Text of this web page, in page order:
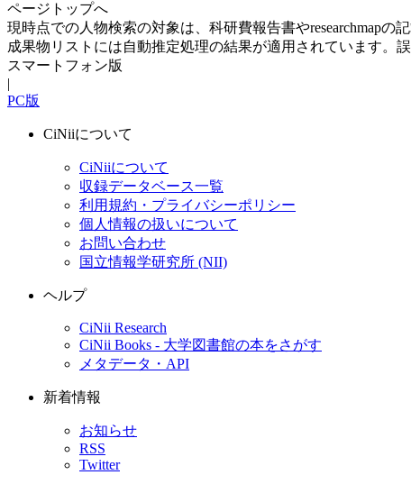
ページトップへ
現時点での人物検索の対象は、科研費報告書やresearchmapの
成果物リストには自動推定処理の結果が適用されています。
スマートフォン版
|
PC版
CiNiiについて
CiNiiについて
収録データベース一覧
利用規約・プライバシーポリシー
個人情報の扱いについて
お問い合わせ
国立情報学研究所 (NII)
ヘルプ
CiNii Research
CiNii Books - 大学図書館の本をさがす
メタデータ・API
新着情報
お知らせ
RSS
Twitter